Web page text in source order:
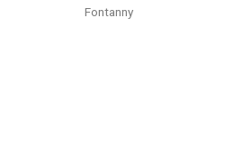
Fontanny